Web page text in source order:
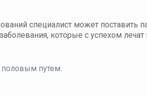
специалист может поставить
которые с успехом
путем.